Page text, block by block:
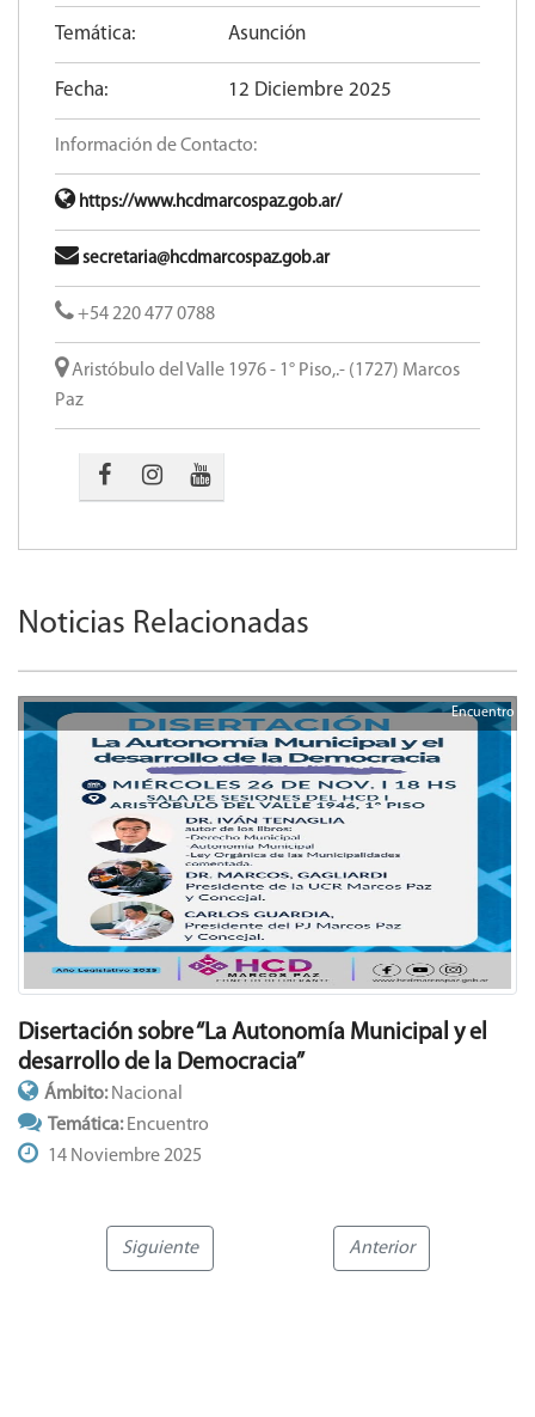
Temática: Asunción
Fecha: 12 Diciembre 2025
Información de Contacto:
https://www.hcdmarcospaz.gob.ar/
secretaria@hcdmarcospaz.gob.ar
+54 220 477 0788
Aristóbulo del Valle 1976 - 1° Piso,.- (1727) Marcos
Paz
Noticias Relacionadas
Encuentro
Disertación sobre “La Autonomía Municipal y el
desarrollo de la Democracia”
Ámbito: Nacional
Temática: Encuentro
14 Noviembre 2025
Siguiente Anterior